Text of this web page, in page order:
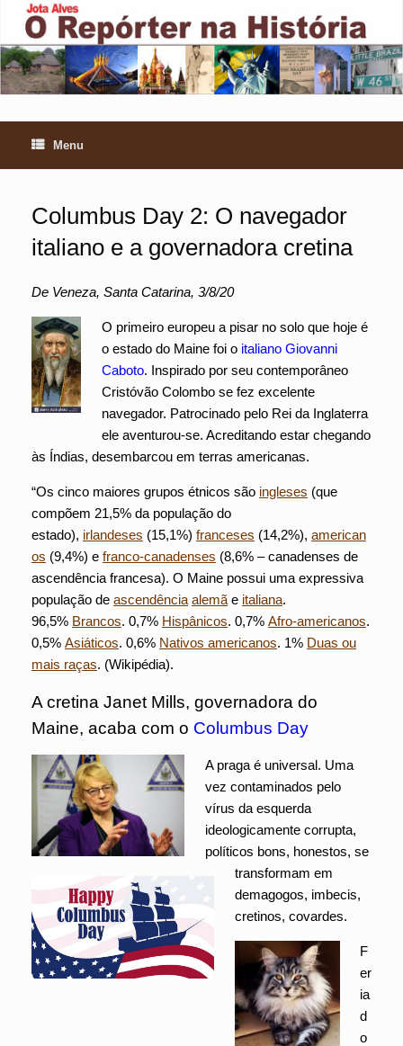
content
Menu
Columbus Day 2: O navegador
italiano e a governadora cretina
De Veneza, Santa Catarina, 3/8/20
O primeiro europeu a pisar no solo que hoje é
o estado do Maine foi o italiano Giovanni
Caboto. Inspirado por seu contemporâneo
Cristóvão Colombo se fez excelente
navegador. Patrocinado pelo Rei da Inglaterra
ele aventurou-se. Acreditando estar chegando
às Índias, desembarcou em terras americanas.
“Os cinco maiores grupos étnicos são ingleses (que
compõem 21,5% da população do
estado), irlandeses (15,1%) franceses (14,2%), american
os (9,4%) e franco-canadenses (8,6% – canadenses de
ascendência francesa). O Maine possui uma expressiva
população de ascendência alemã e italiana.
96,5% Brancos. 0,7% Hispânicos. 0,7% Afro-americanos.
0,5% Asiáticos. 0,6% Nativos americanos. 1% Duas ou
mais raças. (Wikipédia).
A cretina Janet Mills, governadora do
Maine, acaba com o Columbus Day
A praga é universal. Uma
vez contaminados pelo
vírus da esquerda
ideologicamente corrupta,
políticos bons, honestos, se
transformam em
demagogos, imbecis,
cretinos, covardes.
F
er
ia
d
o